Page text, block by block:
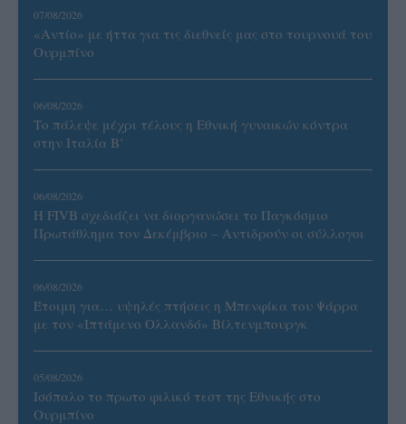
07/08/2026
«Αντίο» με ήττα για τις διεθνείς μας στο τουρνουά του
Ουρμπίνο
06/08/2026
Το πάλεψε μέχρι τέλους η Εθνική γυναικών κόντρα
στην Ιταλία Β’
06/08/2026
Η FIVB σχεδιάζει να διοργανώσει το Παγκόσμιο
Πρωτάθλημα τον Δεκέμβριο – Αντιδρούν οι σύλλογοι
06/08/2026
Έτοιμη για… υψηλές πτήσεις η Μπενφίκα του Ψάρρα
με τον «Ιπτάμενο Ολλανδό» Βίλτενμπουργκ
05/08/2026
Ισόπαλο το πρωτο φιλικό τεστ της Εθνικής στο
Ουρμπίνο